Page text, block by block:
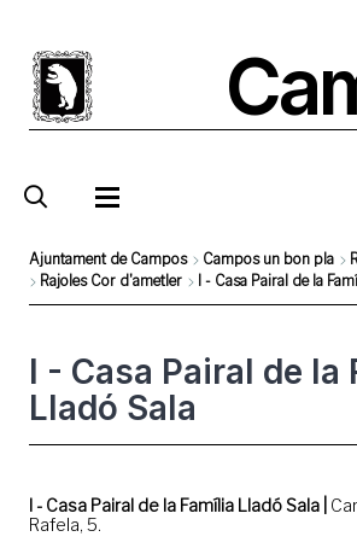
contingut
Fil
Ajuntament de Campos Campos un bon pla
Rajoles Cor d'ametler
I - Casa Pairal de la
I - Casa Pairal de la
Lladó Sala
I - Casa Pairal de la Família Lladó Sala |
Rafela, 5.